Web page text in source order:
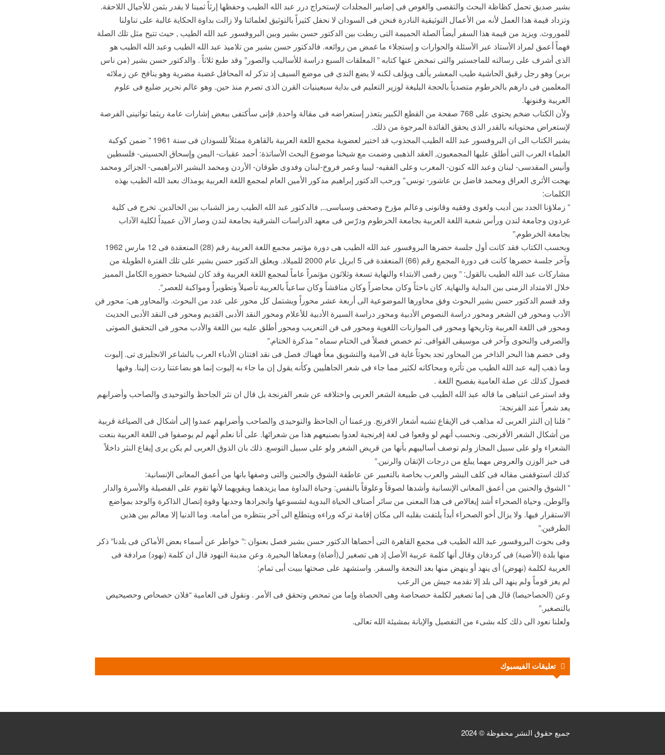
بشير صديق تحمل كظاظة البحث والتقصى والغوص فى إضابير المجلدات لإستخراج درر عبد الله الطيب وحفظها إرثاً ثمينا لا يقدر بثمن للأجيال اللاحقة.
وتزداد قيمة هذا العمل لأنه من الأعمال التوثيقية النادرة فنحن فى السودان لا نحفل كثيراً بالتوثيق لعلمائنا ولا زالت بداوة الحكاية غالبة على تناولنا
للموروث. ويزيد من قيمة هذا السفر أيضاً الصلة الحميمة التى ربطت بين الدكتور حسن بشير وبين البروفسور عبد الله الطيب , حيث تتيح مثل تلك الصلة
فهماً أعمق لمراد الأستاذ عبر الأسئلة والحوارات و إستجلاء ما غمض من روائعه. فالدكتور حسن بشير من تلاميذ عبد الله الطيب وعبد الله الطيب هو
الذى أشرف على رسالته للماجستير والتى تمخض عنها كتابه ” المعلقات السبع دراسة للأساليب والصور” وقد طبع ثلاثاً . والدكتور حسن بشير (من ناس
بربر) وهو رجل رقيق الحاشية طيب المعشر يألف ويؤلف لكنه لا يضع الندى فى موضع السيف إذ تذكر له المحافل غضبة مضرية وهو ينافح عن زملائه
المعلمين فى دارهم بالخرطوم متصدياً بالحجة البليغة لوزير التعليم فى بداية سبعينيات القرن الذى تصرم منذ حين. وهو عالم نحرير ضليع فى علوم
العربية وفنونها.
ولأن الكتاب ضخم يحتوى على 768 صفحة من القطع الكبير يتعذر إستعراضه فى مقالة واحدة, فإنى سأكتفى ببعض إشارات عامة ريثما تواتينى الفرصة
لإستعراض محتوياته بالقدر الذى يحقق الفائدة المرجوة من ذلك.
يشير الكتاب الى ان البروفسور عبد الله الطيب المجذوب قد اختير لعضوية مجمع اللغة العربية بالقاهرة ممثلاً للسودان فى سنة 1961 ” ضمن كوكبة
العلماء العرب التى أطلق عليها المجمعيون, العقد الذهبى وضمت مع شيخنا موضوع البحث الأساتذة: أحمد عقبات- اليمن وإسحاق الحسينى- فلسطين
وأنيس المقدسى- لبنان وعبد الله كنون- المغرب وعلى الفقيه- ليبيا وعمر فروخ-لبنان وفدوى طوقان- الأردن ومحمد البشير الابراهيمى- الجزائر ومحمد
بهجت الأثرى العراق ومحمد فاضل بن عاشور- تونس.” ورحب الدكتور إبراهيم مدكور الأمين العام لمجمع اللغة العربية يومذاك بعبد الله الطيب بهذه
الكلمات:
” زملاؤنا الجدد بين أديب ولغوى وفقيه وقانونى وعالم مؤرخ وصحفى وسياسى.., فالدكتور عبد الله الطيب رمز الشباب بين الخالدين. تخرج فى كلية
غردون وجامعة لندن ورأس شعبة اللغة العربية بجامعة الخرطوم ودرّس فى معهد الدراسات الشرقية بجامعة لندن وصار الآن عميداً لكلية الآداب
بجامعة الخرطوم.”
وبحسب الكتاب فقد كانت أول جلسة حضرها البروفسور عبد الله الطيب هى دورة مؤتمر مجمع اللغة العربية رقم (28) المنعقدة فى 12 مارس 1962
وآخر جلسة حضرها كانت فى دورة المجمع رقم (66) المنعقدة فى 5 ابريل عام 2000 للميلاد. ويعلق الدكتور حسن بشير على تلك الفترة الطويلة من
مشاركات عبد الله الطيب بالقول: ” وبين رقمى الابتداء والنهاية تسعة وثلاثون مؤتمراً عاماً لمجمع اللغة العربية وقد كان لشيخنا حضوره الكامل المميز
خلال الامتداد الزمنى بين البداية والنهاية, كان باحثاً وكان محاضراً وكان مناقشاً وكان ساعياً بالعربية تأصيلاً وتطويراً ومواكبة للعصر”.
وقد قسم الدكتور حسن بشير البحوث وفق محاورها الموضوعية الى أربعة عشر محوراً ويشتمل كل محور على عدد من البحوث. والمحاور هى: محور فن
الأدب ومحور فن الشعر ومحور دراسة النصوص الأدبية ومحور دراسة السيرة الأدبية للأعلام ومحور النقد الأدبى القديم ومحور فى النقد الأدبى الحديث
ومحور فى اللغة العربية وتاريخها ومحور فى الموازنات اللغوية ومحور فى فن التعريب ومحور أطلق عليه بين اللغة والأدب محور فى التحقيق الصوتى
والصرفى والنحوى وآخر فى موسيقى القوافى. ثم خصص فصلاً فى الختام سماه ” مذكرة الختام.”
وفى خضم هذا البحر الذاخر من المحاور تجد بحوثاً غاية فى الأمية والتشويق معأ فهناك فصل فى نقد افتتان الأدباء العرب بالشاعر الانجليزى تى. إليوت
وما ذهب إليه عبد الله الطيب من تأثره ومحاكاته لكثير مما جاء فى شعر الجاهليين وكأنه يقول إن ما جاء به إليوت إنما هو بضاعتنا ردت إلينا. وفيها
فصول كذلك عن صلة العامية بفصيح اللغة .
وقد استرعى انتباهى ما قاله عبد الله الطيب فى طبيعة الشعر العربى واختلافه عن شعر الفرنجة بل قال ان نثر الجاحظ والتوحيدى والصاحب وأضرابهم
يعد شعراً عند الفرنجة:
” قلنا إن النثر العربى له مذاهب فى الإيقاع تشبه أشعار الافرنج. وزعمنا أن الجاحظ والتوحيدى والصاحب وأضرابهم عمدوا إلى أشكال فى الصياغة قربية
من أشكال الشعر الأفرنجى. ونحسب أنهم لو وقعوا فى لغة إفرنجية لعدوا بصنيعهم هذا من شعرائها. على أنا نعلم أنهم لم يوصفوا فى اللغة العربية بنعت
الشعراء ولو على سبيل المجاز ولم توصف أساليبهم بأنها من قريض الشعر ولو على سبيل التوسع. ذلك بان الذوق العربى لم يكن يرى إيقاع النثر داخلاً
فى حيز الوزن والعروض مهما يبلغ من درجات الإتقان والرنين.”
كذلك استوقفنى مقاله فى كلف البشر والعرب بخاصة بالتعبير عن عاطفة الشوق والحنين والتى وصفها بانها من أعمق المعانى الإنسانية:
” الشوق والحنين من أعمق المعانى الإنسانية وأشدها لصوقاً وعلوقاً بالنفس: وحياة البداوة مما يزيدهما ويقويهما لأنها تقوم على الفصيلة والأسرة والدار
والوطن, وحياة الصحراء أشد إيغالاص فى هذا المعنى من سائر أصناف الحياة البدوية لشسوعها وانجرادها وجدبها وقوة إتصال الذاكرة والوجد بمواضع
الاستقرار فيها. ولا يزال أخو الصحراء أبداً يلتفت بقلبه الى مكان إقامة تركه وراءه ويتطلع الى آخر ينتظره من أمامه. وما الدنيا إلا معالم بين هذين
الطرفين.”
وفى بحوث البروفسور عبد الله الطيب فى مجمع القاهرة التى أحصاها الدكتور حسن بشير فصل بعنوان :” خواطر عن أسماء بعض الأماكن فى بلدنا” ذكر
منها بلدة (الأضية) فى كردفان وقال أنها كلمة عربية الأصل إذ هى تصغير ل(أضاة) ومعناها البحيرة. وعن مدينة النهود قال ان كلمة (نهود) مرادفة فى
العربية لكلمة (نهوض) أى ينهد أو ينهض منها بعد النجعة والسفر. واستشهد على صحتها ببيت أبى تمام:
لم يغز قوماً ولم ينهد الى بلد إلا تقدمه جيش من الرعب
وعن (الحصاحيصا) قال هى إما تصغير لكلمة حصحاصة وهى الحصاة وإما من تمحص وتحقق فى الأمر . ونقول فى العامية “فلان حصحاص وحصيحيص
بالتصغير.”
ولعلنا نعود الى ذلك كله بشىء من التفصيل والإبانة بمشيئة الله تعالى.
تعليقات الفيسبوك
جميع حقوق النشر محفوظة © 2024